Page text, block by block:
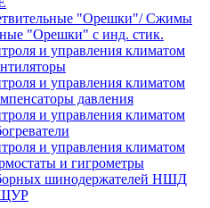
"Орешки"/ Сжимы
"Орешки" с инд. стик.
и управления климатом
и управления климатом
давления
и управления климатом
и управления климатом
и гигрометры
шинодержателей НШД
ЩУР